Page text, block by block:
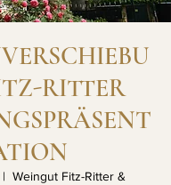
RITTER
Weingut Fitz-Ritter &